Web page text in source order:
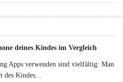
deines Kindes im Vergleich
Apps verwenden sind vielfältig: Man
des Kindes...